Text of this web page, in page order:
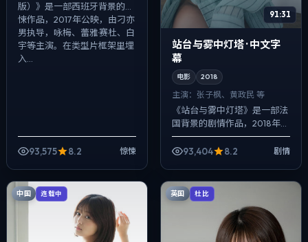
版）》是一部西班牙背景的惊
悚作品，2017年公映，由刁亦
男执导，咏梅、蕾雅·赛杜、白
宇等主演。在类型片框架里埋
入...
93,575 8.2 惊悚
91:31
站台与雾中灯塔 · 中文字
幕
电影 2018
主演： 张子枫、黄政民 等
《站台与雾中灯塔》是一部法
国背景的剧情作品，2018年公
映，由宁浩执导，张子枫、黄
政民、任素汐等主演。配乐克
93,404 8.2 剧情
中国 连载中 英国 杜比